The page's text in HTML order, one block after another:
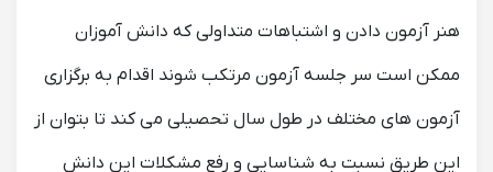
هنر آزمون دادن و اشتباهات متداولی که دانش آموزان
ممکن است سر جلسه آزمون مرتکب شوند اقدام به برگزاری
آزمون های مختلف در طول سال تحصیلی می کند تا بتوان از
این طریق نسبت به شناسایی و رفع مشکلات این دانش